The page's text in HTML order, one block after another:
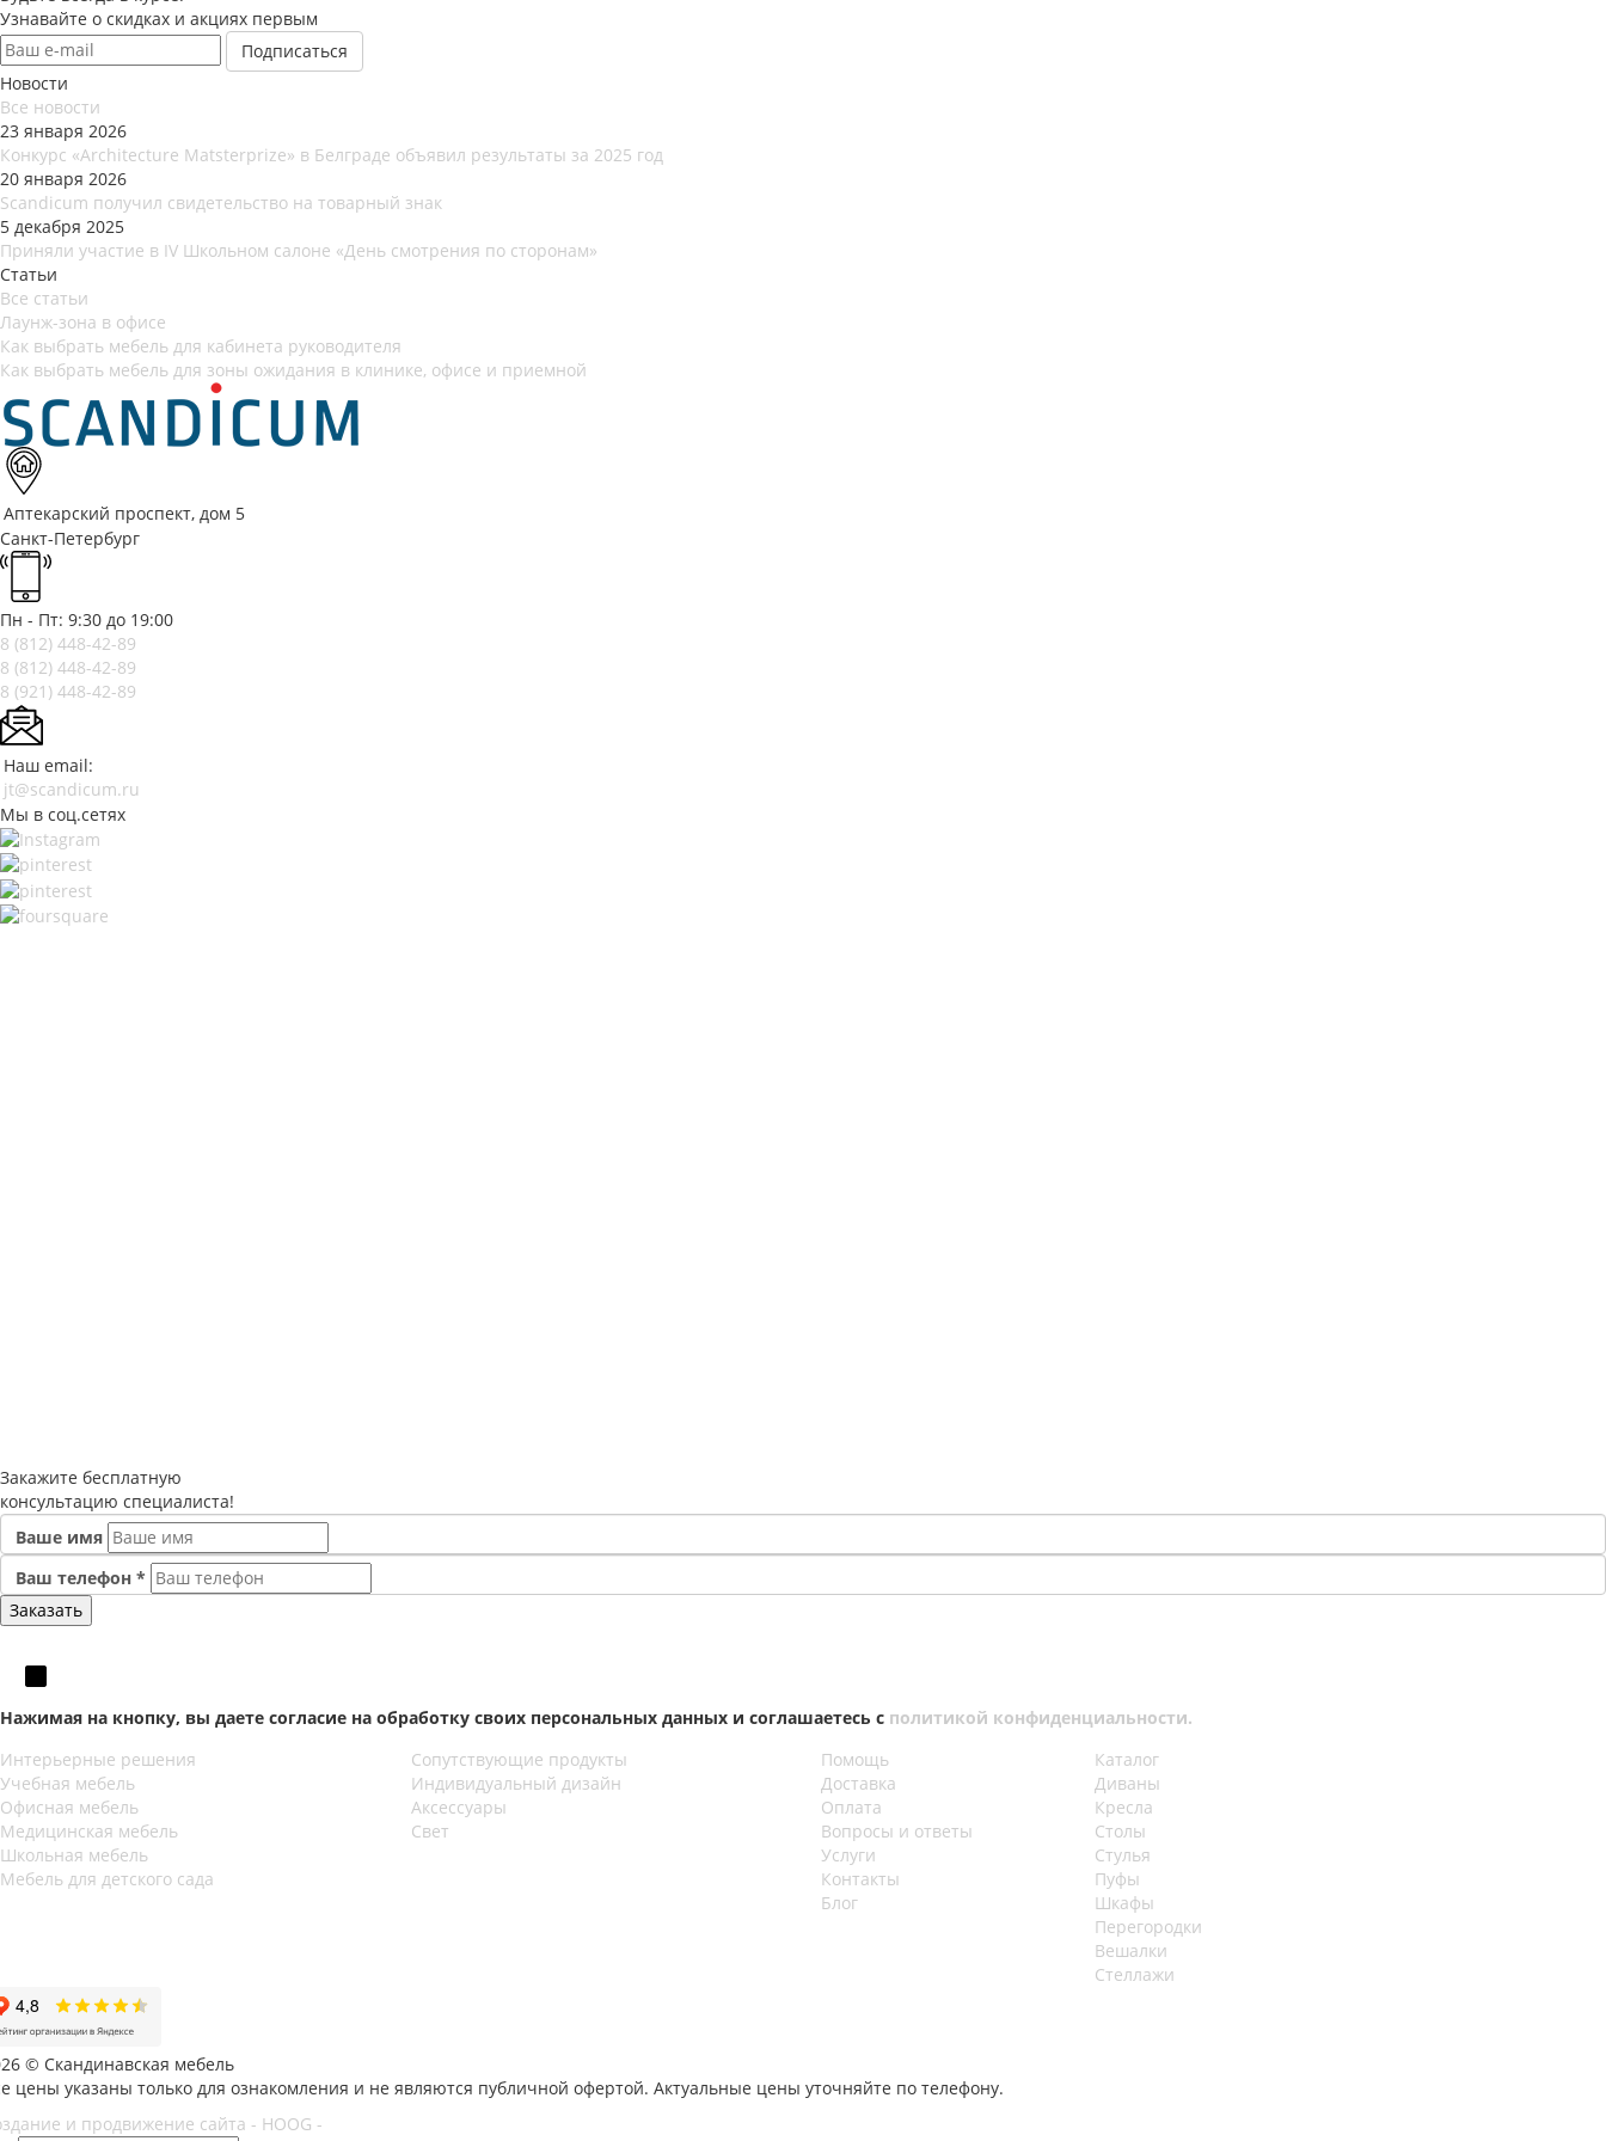
Узнавайте о скидках и акциях первым
Новости
Все новости
23 января 2026
Конкурс «Architecture Matsterprize» в Белграде объявил результаты за 2025 год
20 января 2026
Scandicum получил свидетельство на товарный знак
5 декабря 2025
Приняли участие в IV Школьном салоне «День смотрения по сторонам»
Статьи
Все статьи
Лаунж-зона в офисе
Как выбрать мебель для кабинета руководителя
Как выбрать мебель для зоны ожидания в клинике, офисе и приемной
Аптекарский проспект, дом 5
Санкт-Петербург
Пн - Пт: 9:30 до 19:00
8 (812) 448-42-89
8 (812) 448-42-89
8 (921) 448-42-89
Наш email:
jt@scandicum.ru
Мы в соц.сетях
Закажите бесплатную
консультацию специалиста!
Ваше имя
Ваш телефон *
Нажимая на кнопку, вы даете согласие на обработку своих персональных данных и соглашаетесь с политикой конфиденциальности.
Интерьерные решения
Учебная мебель
Офисная мебель
Медицинская мебель
Школьная мебель
Мебель для детского сада
Сопутствующие продукты
Индивидуальный дизайн
Аксессуары
Свет
Помощь
Доставка
Оплата
Вопросы и ответы
Услуги
Контакты
Блог
Каталог
Диваны
Кресла
Столы
Стулья
Пуфы
Шкафы
Перегородки
Вешалки
Стеллажи
© Скандинавская мебель
цены указаны только для ознакомления и не являются публичной офертой. Актуальные цены уточняйте по телефону.
и продвижение сайта - HOOG -